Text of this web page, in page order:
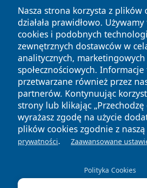
Nasza strona korzysta z plików
działała prawidłowo.
cookies i podobnych
zewnętrznych dostawców w
analitycznych, marketingowych
społecznościowych.
przetwarzane również przez
partnerów. Kontynuując
strony lub klikając
wyrażasz zgodę na użycie
plików cookies zgodnie z naszą
prywatności. Zaawansowane
Polityka Cookies
Copyright © 2026 wrotachorzowa.pl
zastrzeżone.
News Autorzy
Polityka
Prywatności